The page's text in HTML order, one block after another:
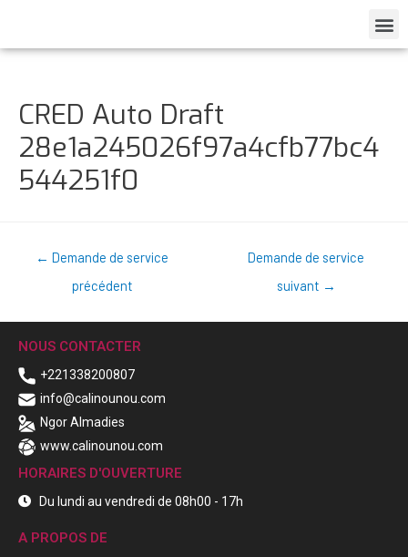
CRED Auto Draft
28e1a245026f97a4cfb77bc4
544251f0
← Demande de service
précédent
Demande de service
suivant →
NOUS CONTACTER
+221338200807
info@calinounou.com
Ngor Almadies
www.calinounou.com
HORAIRES D'OUVERTURE
Du lundi au vendredi de 08h00 - 17h
A PROPOS DE